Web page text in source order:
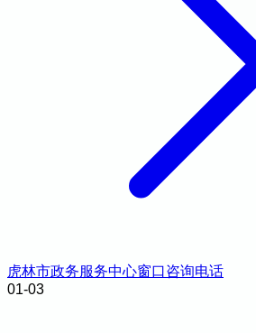
虎林市政务服务中心窗口咨询电话
01-03